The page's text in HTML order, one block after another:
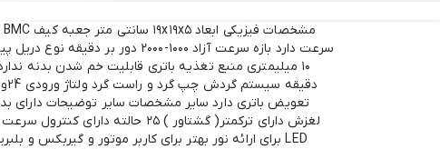
سرعت دارد بازه سرعت آزاد ۱۰۰۰-
تعویض باتری دارد سایر مشخصات سایر توضیحات دارای
لغزش دارای ترکمتر( گشتاور ) ۲۵
LED برای ارائه نور بهتر برای کاربر موتور و گیربکس و بلبرینگ صنعتی بسیار قدرتمند نشانگر شارژ باطری